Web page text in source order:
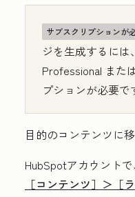
サブスクリプションが
ジを生成するには、
Professional また
プションが必要で
目的のコンテンツに
HubSpotアカウントで
［コンテンツ］＞ ［